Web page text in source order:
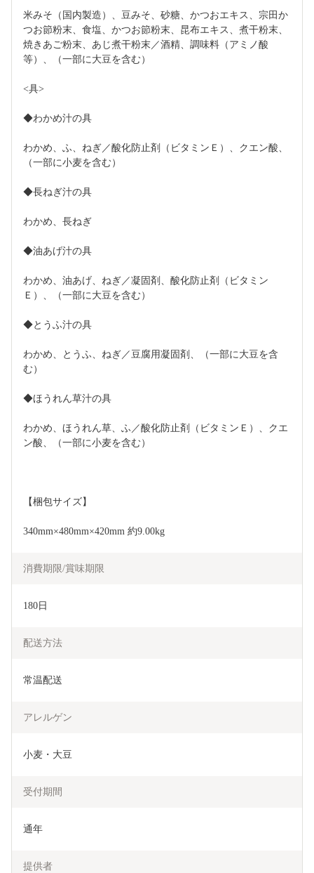
米みそ（国内製造）、豆みそ、砂糖、かつおエキス、宗田か
つお節粉末、食塩、かつお節粉末、昆布エキス、煮干粉末、
焼きあご粉末、あじ煮干粉末／酒精、調味料（アミノ酸
等）、（一部に大豆を含む）
<具>
◆わかめ汁の具
わかめ、ふ、ねぎ／酸化防止剤（ビタミンＥ）、クエン酸、
（一部に小麦を含む）
◆長ねぎ汁の具
わかめ、長ねぎ
◆油あげ汁の具
わかめ、油あげ、ねぎ／凝固剤、酸化防止剤（ビタミン
Ｅ）、（一部に大豆を含む）
◆とうふ汁の具
わかめ、とうふ、ねぎ／豆腐用凝固剤、（一部に大豆を含
む）
◆ほうれん草汁の具
わかめ、ほうれん草、ふ／酸化防止剤（ビタミンＥ）、クエ
ン酸、（一部に小麦を含む）
【梱包サイズ】
340mm×480mm×420mm 約9.00kg
消費期限/賞味期限
180日
配送方法
常温配送
アレルゲン
小麦・大豆
受付期間
通年
提供者